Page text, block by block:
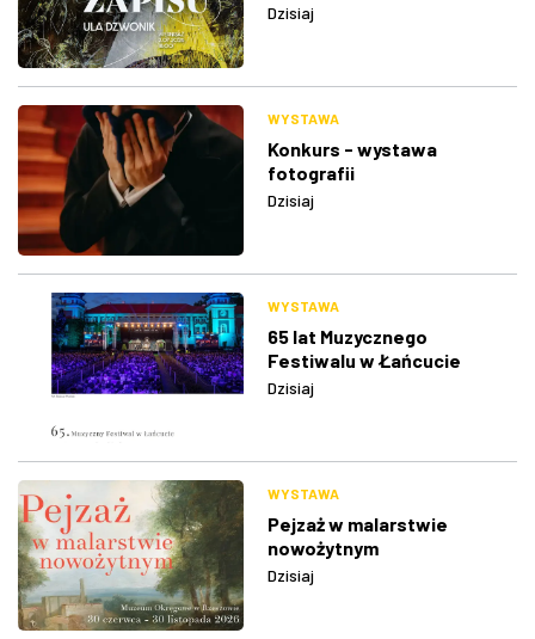
Dzisiaj
WYSTAWA
Konkurs - wystawa
fotografii
Dzisiaj
WYSTAWA
65 lat Muzycznego
Festiwalu w Łańcucie
Dzisiaj
WYSTAWA
Pejzaż w malarstwie
nowożytnym
Dzisiaj